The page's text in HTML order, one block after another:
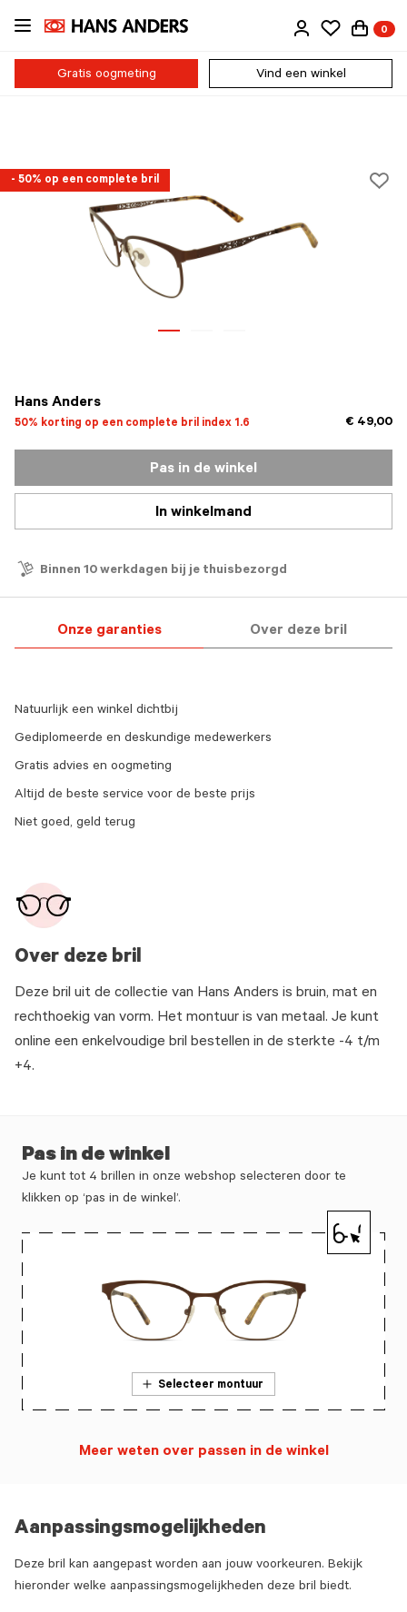
Ga
naar
inhoud
0
Gratis oogmeting Vind een winkel
- 50% op een complete bril
Hans Anders
50% korting op een complete bril index 1.6 € 49,00
Pas in de winkel
In winkelmand
Binnen 10 werkdagen bij je thuisbezorgd
Onze garanties Over deze bril
Over deze bril
Deze bril uit de collectie van Hans Anders is bruin, mat en
rechthoekig van vorm. Het montuur is van metaal. Je kunt
online een enkelvoudige bril bestellen in de sterkte -4 t/m
+4.
Natuurlijk een winkel dichtbij
Gediplomeerde en deskundige medewerkers
Gratis advies en oogmeting
Altijd de beste service voor de beste prijs
Niet goed, geld terug
Aanpassingsmogelijkheden
Deze bril kan aangepast worden aan jouw voorkeuren. Bekijk
hieronder welke aanpassingsmogelijkheden deze bril biedt.
Pas in de winkel
Je kunt tot 4 brillen in onze webshop selecteren door te
klikken op ‘pas in de winkel’.
Selecteer montuur
Meer weten over passen in de winkel